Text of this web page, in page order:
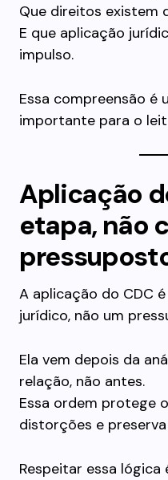
Que direitos existem
E que aplicação
impulso.
Essa compreensão é
importante para o
Aplicação
etapa, não
A aplicação do CDC
jurídico, não um
Ela vem depois da
relação, não antes.
Essa ordem protege
distorções e
Respeitar essa